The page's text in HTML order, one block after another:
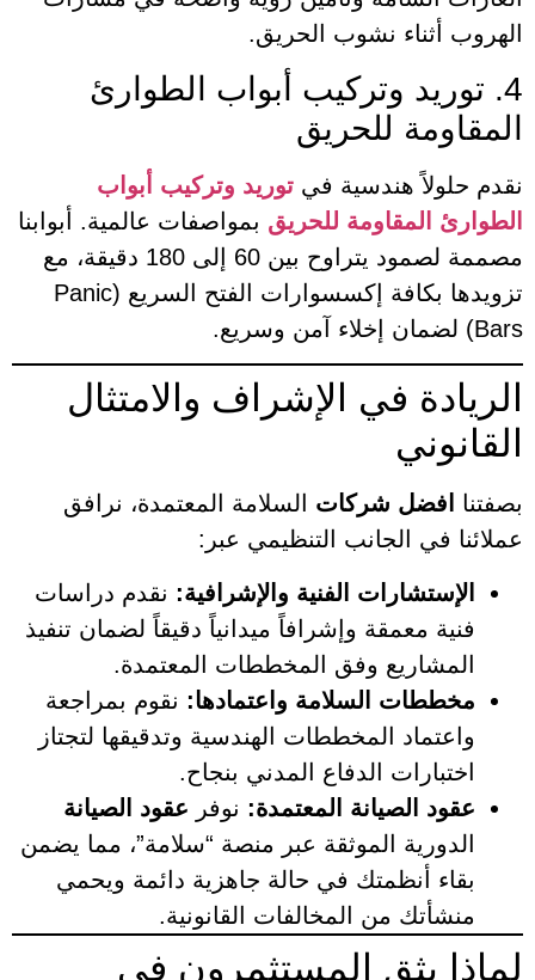
الهروب أثناء نشوب الحريق.
4. توريد وتركيب أبواب الطوارئ
المقاومة للحريق
نقدم حلولاً هندسية في توريد وتركيب أبواب
الطوارئ المقاومة للحريق بمواصفات عالمية. أبوابنا
مصممة لصمود يتراوح بين 60 إلى 180 دقيقة، مع
تزويدها بكافة إكسسوارات الفتح السريع (Panic
Bars) لضمان إخلاء آمن وسريع.
الريادة في الإشراف والامتثال
القانوني
بصفتنا افضل شركات السلامة المعتمدة، نرافق
عملائنا في الجانب التنظيمي عبر:
الإستشارات الفنية والإشرافية: نقدم دراسات
فنية معمقة وإشرافاً ميدانياً دقيقاً لضمان تنفيذ
المشاريع وفق المخططات المعتمدة.
مخططات السلامة واعتمادها: نقوم بمراجعة
واعتماد المخططات الهندسية وتدقيقها لتجتاز
اختبارات الدفاع المدني بنجاح.
عقود الصيانة المعتمدة: نوفر عقود الصيانة
الدورية الموثقة عبر منصة “سلامة”، مما يضمن
بقاء أنظمتك في حالة جاهزية دائمة ويحمي
منشأتك من المخالفات القانونية.
لماذا يثق المستثمرون في